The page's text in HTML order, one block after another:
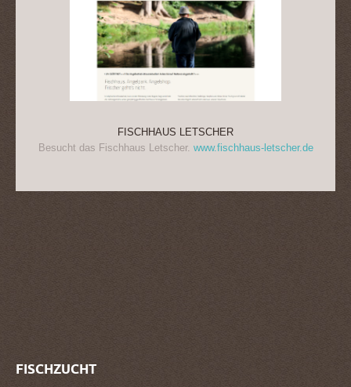
FISCHHAUS LETSCHER
Besucht das Fischhaus Letscher. www.fischhaus-letscher.de
FISCHZUCHT